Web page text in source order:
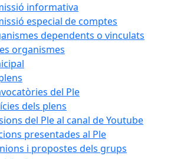
informativa
especial de comptes
dependents o vinculats
organismes
del Ple
dels plens
del Ple al canal de Youtube
presentades al Ple
i propostes dels grups